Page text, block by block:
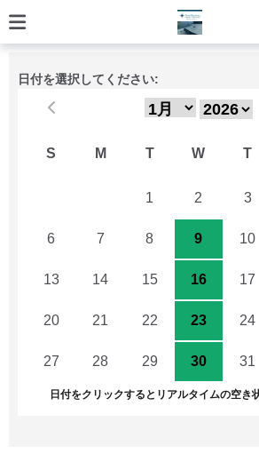
日付を選択してください:
S M T W T
1 2 3
6 7 8 9 10
13 14 15 16 17
20 21 22 23 24
27 28 29 30 31
日付をクリックするとリアルタイムの空き